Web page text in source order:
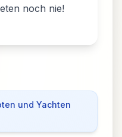
noch nie!
und Yachten